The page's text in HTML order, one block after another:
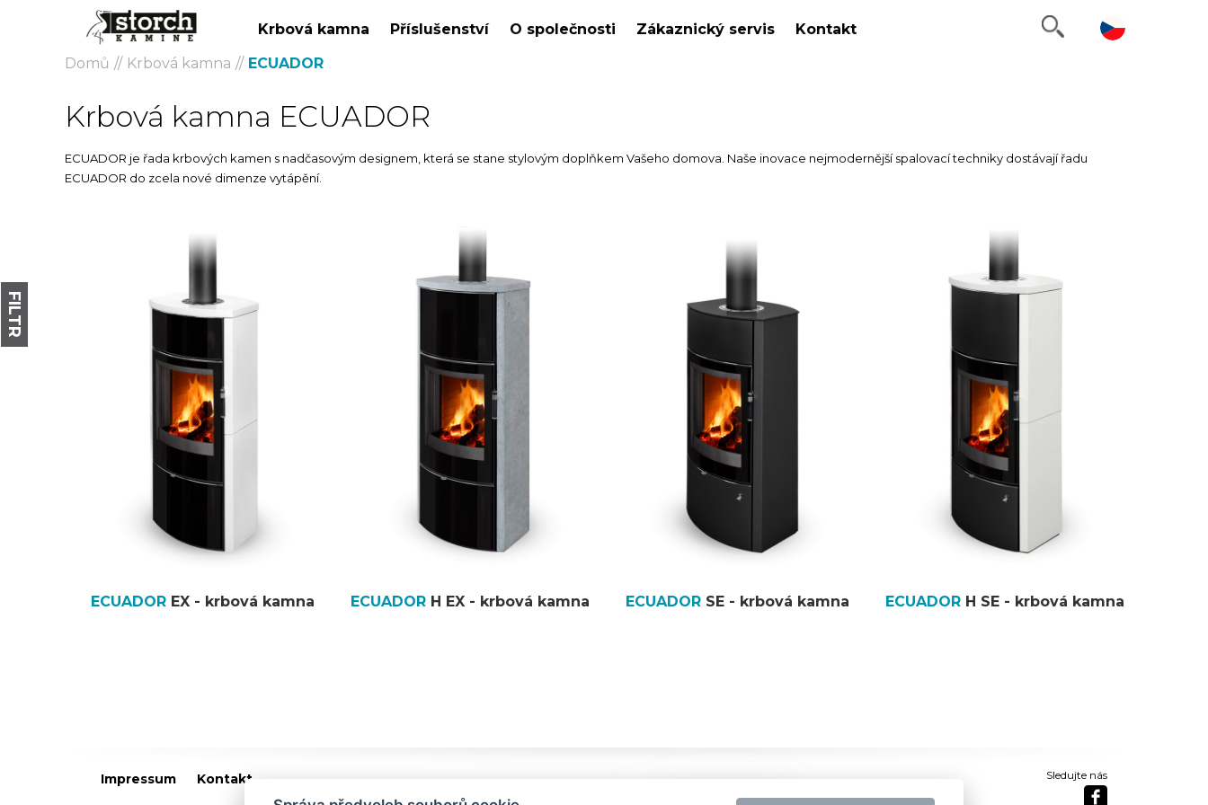
Krbová kamna Příslušenství O společnosti Zákaznický servis Kontakt
FILTR
Domů Krbová kamna ECUADOR
Krbová kamna ECUADOR
ECUADOR je řada krbových kamen s nadčasovým designem, která se stane stylovým doplňkem Vašeho domova. Naše inovace nejmodernější spalovací techniky dostávají řadu
ECUADOR do zcela nové dimenze vytápění.
ECUADOR EX - krbová kamna ECUADOR H EX - krbová kamna ECUADOR SE - krbová kamna ECUADOR H SE - krbová kamna
Impressum Kontakt Sledujte nás